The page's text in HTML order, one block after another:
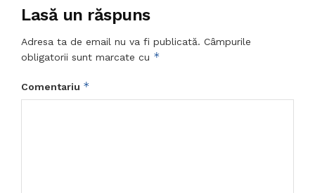
Lasă un răspuns
Adresa ta de email nu va fi publicată. Câmpurile
obligatorii sunt marcate cu *
Comentariu *